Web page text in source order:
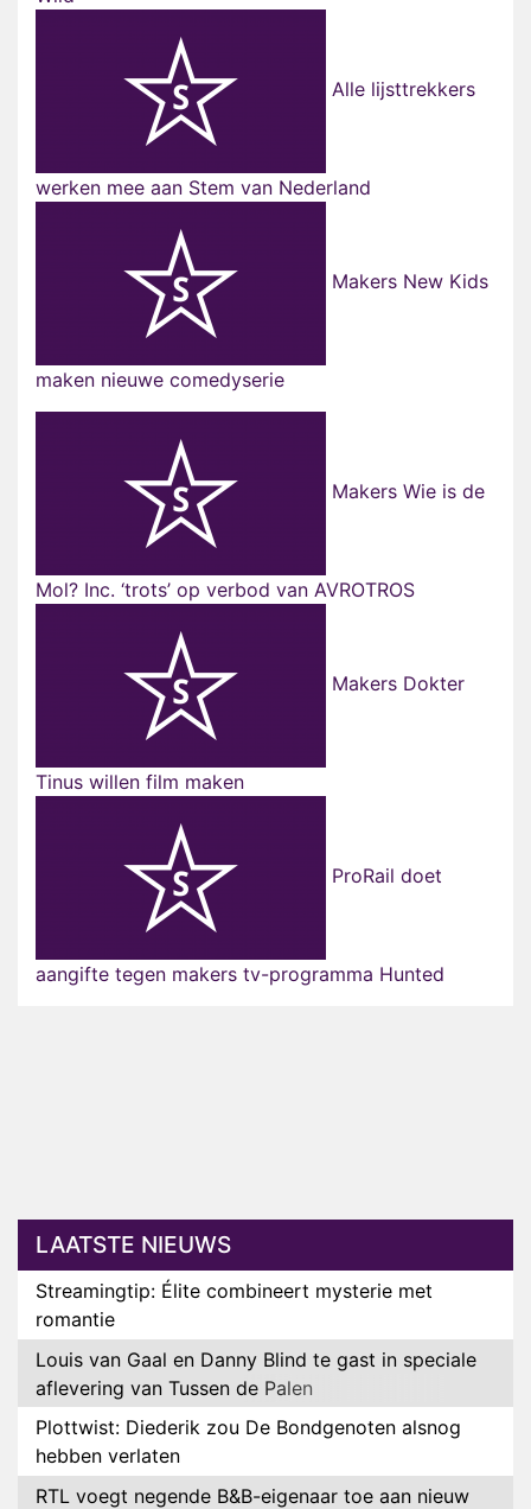
Alle lijsttrekkers
werken mee aan Stem van Nederland
Makers New Kids
maken nieuwe comedyserie
Makers Wie is de
Mol? Inc. ‘trots’ op verbod van AVROTROS
Makers Dokter
Tinus willen film maken
ProRail doet
aangifte tegen makers tv-programma Hunted
LAATSTE NIEUWS
Streamingtip: Élite combineert mysterie met
romantie
Louis van Gaal en Danny Blind te gast in speciale
aflevering van Tussen de Palen
Plottwist: Diederik zou De Bondgenoten alsnog
hebben verlaten
RTL voegt negende B&B-eigenaar toe aan nieuw